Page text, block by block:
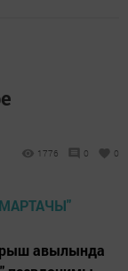
1776 0 0
авылында